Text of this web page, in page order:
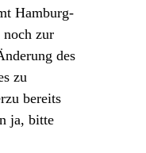
Hamburg-
noch zur
des
zu
bereits
ja, bitte